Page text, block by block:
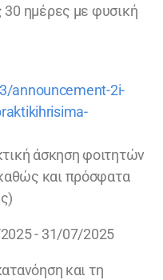
ημέρες με φυσική
announcement-2i-
άσκηση φοιτητών
και πρόσφατα
- 31/07/2025
και τη